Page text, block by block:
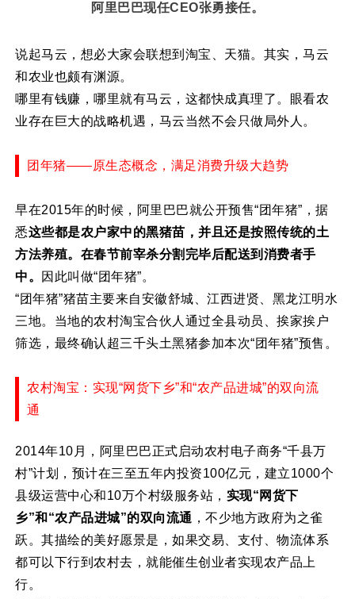
阿里巴巴现任CEO张勇接任。
说起马云，想必大家会联想到淘宝、天猫。其实，马云
和农业也颇有渊源。
哪里有钱赚，哪里就有马云，这都快成真理了。眼看农
业存在巨大的战略机遇，马云当然不会只做局外人。
团年猪——原生态概念，满足消费升级大趋势
早在2015年的时候，阿里巴巴就公开预售“团年猪”，据
悉这些都是农户家中的黑猪苗，并且还是按照传统的土
方法养殖。在春节前宰杀分割完毕后配送到消费者手
中。
因此叫做“团年猪”。
“团年猪”猪苗主要来自安徽舒城、江西进贤、黑龙江明水
三地。当地的农村淘宝合伙人通过全县动员、挨家挨户
筛选，最终确认超三千头土黑猪参加本次“团年猪”预售。
农村淘宝：实现“网货下乡”和“农产品进城”的双向流
通
2014年10月，阿里巴巴正式启动农村电子商务“千县万
村”计划，预计在三至五年内投资100亿元，建立1000个
县级运营中心和10万个村级服务站， 实现“网货下
乡”和“农产品进城”的双向流通 ，不少地方政府为之雀
跃。其描绘的美好愿景是，如果交易、支付、物流体系
都可以下行到农村去，就能催生创业者实现农产品上
行。